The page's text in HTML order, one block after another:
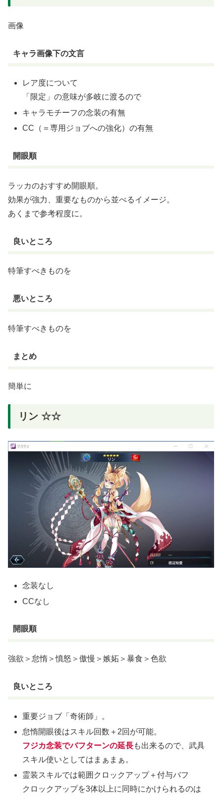
画像
キャラ画像下の文言
レア度について
「限定」の意味が多岐に渡るので
キャラモチーフの念装の有無
CC（＝専用ジョブへの強化）の有無
開眼順
ラッカのおすすめ開眼順。
効果が強力、重要なものから並べるイメージ。
あくまで参考程度に。
良いところ
特筆すべきものを
悪いところ
特筆すべきものを
まとめ
簡単に
リン ☆☆
念装なし
CCなし
開眼順
強欲＞怠惰＞憤怒＞傲慢＞嫉妬＞暴食＞色欲
良いところ
重要ジョブ「奇術師」。
怠惰開眼後はスキル回数＋2回が可能。
フジカ念装でバフターンの延長も出来るので、武具
スキル使いとしてはまぁまぁ。
霊装スキルでは範囲クロックアップ＋付与バフ
クロックアップを3体以上に同時にかけられるのは